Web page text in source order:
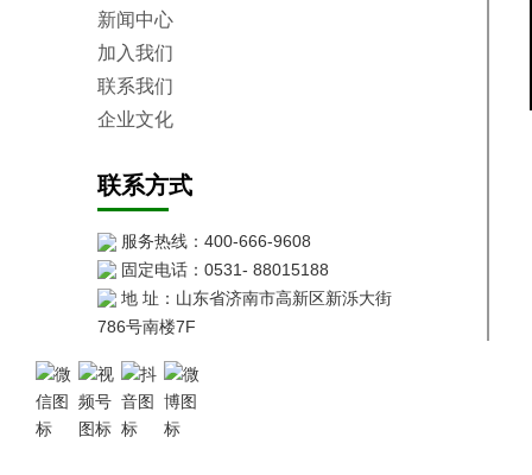
新闻中心
加入我们
联系我们
企业文化
联系方式
服务热线：400-666-9608
固定电话：0531- 88015188
地 址：山东省济南市高新区新泺大街
786号南楼7F